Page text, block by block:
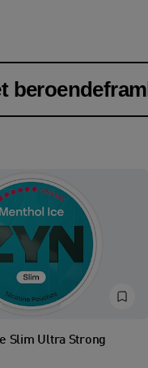
Slim Ultra Strong